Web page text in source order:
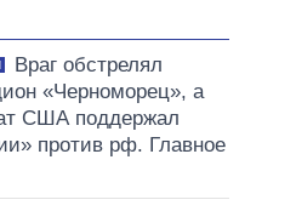
Враг обстрелял
«Черноморец», а
США поддержал
против рф. Главное